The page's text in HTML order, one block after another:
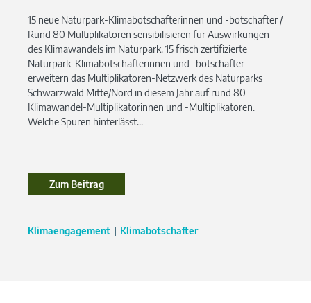
15 neue Naturpark-Klimabotschafterinnen und -botschafter /
Rund 80 Multiplikatoren sensibilisieren für Auswirkungen
des Klimawandels im Naturpark. 15 frisch zertifizierte
Naturpark-Klimabotschafterinnen und -botschafter
erweitern das Multiplikatoren-Netzwerk des Naturparks
Schwarzwald Mitte/Nord in diesem Jahr auf rund 80
Klimawandel-Multiplikatorinnen und -Multiplikatoren.
Welche Spuren hinterlässt...
Zum BeitragZum Beitrag
Klimaengagement Klimabotschafter